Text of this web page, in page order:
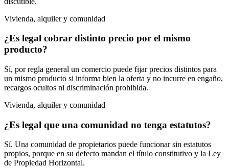
Vivienda, alquiler y comunidad
¿Es legal cobrar distinto precio por el mismo
producto?
Sí, por regla general un comercio puede fijar precios distintos para
un mismo producto si informa bien la oferta y no incurre en engaño,
recargos ocultos ni discriminación prohibida.
Vivienda, alquiler y comunidad
¿Es legal que una comunidad no tenga estatutos?
Sí. Una comunidad de propietarios puede funcionar sin estatutos
propios, porque en su defecto mandan el título constitutivo y la Ley
de Propiedad Horizontal.